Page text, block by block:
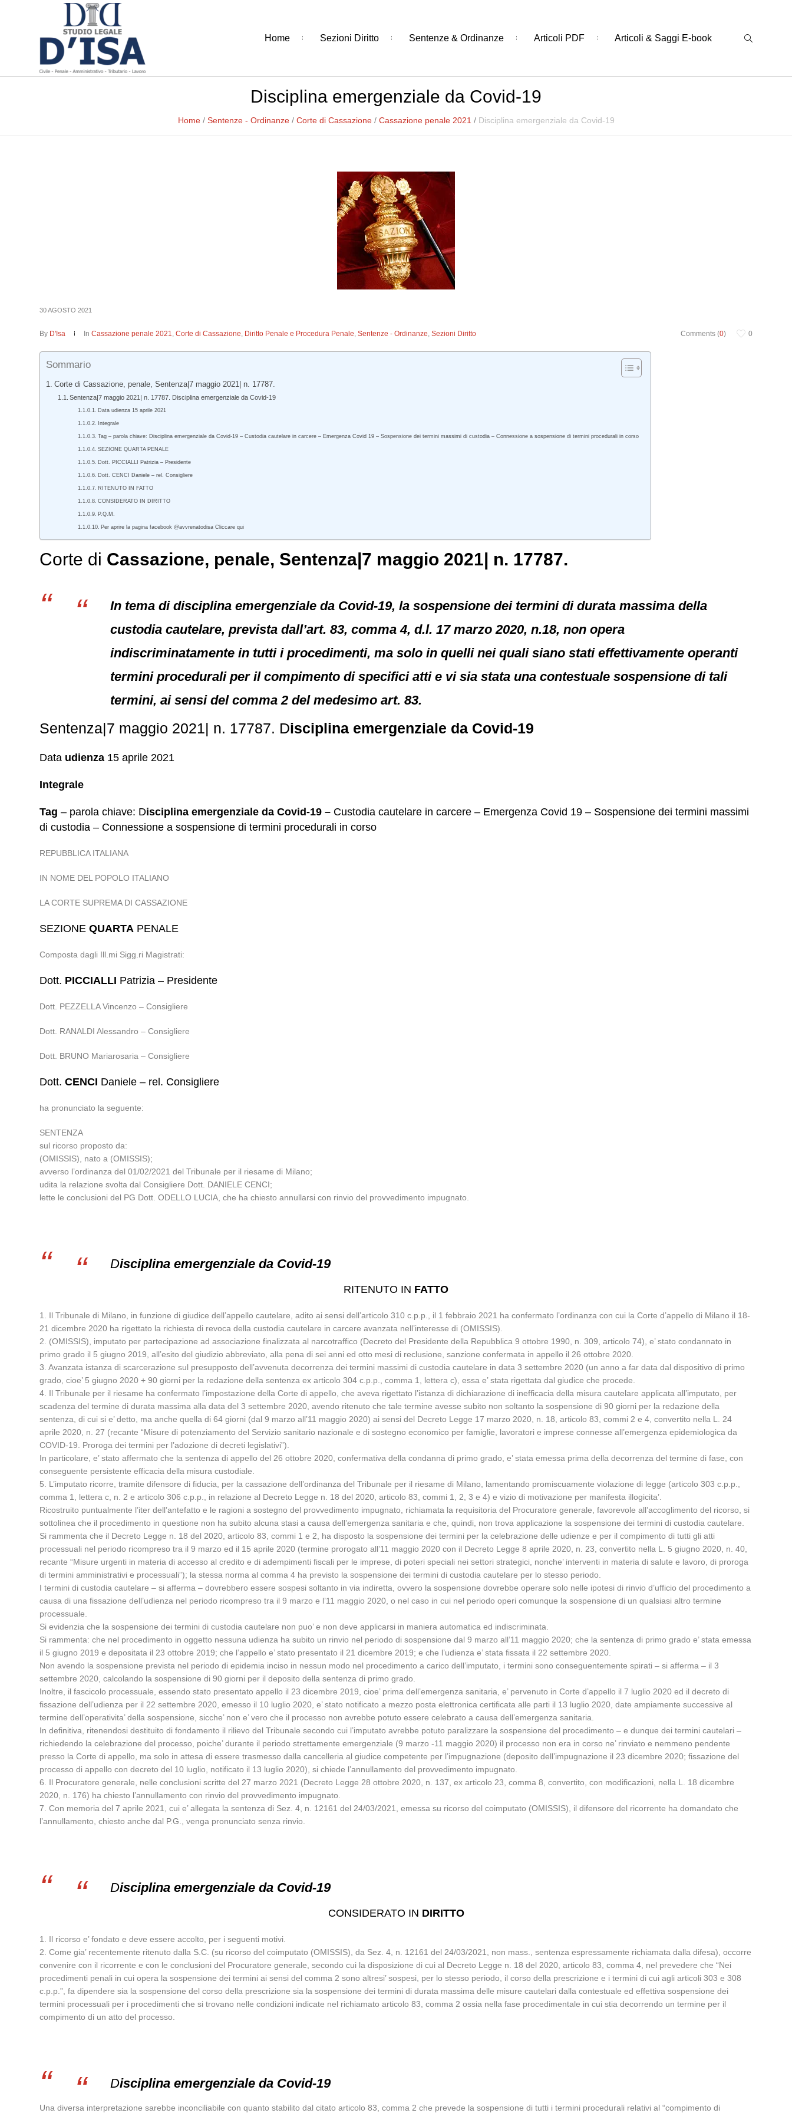
Home Sezioni Diritto Sentenze & Ordinanze Articoli PDF Articoli & Saggi E-book
Disciplina emergenziale da Covid-19
Home / Sentenze - Ordinanze / Corte di Cassazione / Cassazione penale 2021 / Disciplina emergenziale da Covid-19
30 AGOSTO 2021
Comments (0) 0
By D'Isa InCassazione penale 2021,Corte di Cassazione, Diritto Penale e Procedura Penale,Sentenze - Ordinanze,Sezioni Diritto
Sommario
Corte di Cassazione, penale, Sentenza|7 maggio 2021| n. 17787.
Sentenza|7 maggio 2021| n. 17787. Disciplina emergenziale da Covid-19
Data udienza 15 aprile 2021
Integrale
Tag – parola chiave: Disciplina emergenziale da Covid-19 – Custodia cautelare in carcere – Emergenza Covid 19 – Sospensione dei termini massimi di custodia – Connessione a sospensione di termini procedurali in corso
SEZIONE QUARTA PENALE
Dott. PICCIALLI Patrizia – Presidente
Dott. CENCI Daniele – rel. Consigliere
RITENUTO IN FATTO
CONSIDERATO IN DIRITTO
P.Q.M.
Per aprire la pagina facebook @avvrenatodisa Cliccare qui
Corte di Cassazione, penale, Sentenza|7 maggio 2021| n. 17787.
In tema di disciplina emergenziale da Covid-19, la sospensione dei termini di durata massima della
custodia cautelare, prevista dall’art. 83, comma 4, d.l. 17 marzo 2020, n.18, non opera
indiscriminatamente in tutti i procedimenti, ma solo in quelli nei quali siano stati effettivamente operanti
termini procedurali per il compimento di specifici atti e vi sia stata una contestuale sospensione di tali
termini, ai sensi del comma 2 del medesimo art. 83.
Sentenza|7 maggio 2021| n. 17787. Disciplina emergenziale da Covid-19
Data udienza 15 aprile 2021
Integrale
Tag – parola chiave: Disciplina emergenziale da Covid-19 – Custodia cautelare in carcere – Emergenza Covid 19 – Sospensione dei termini massimi
di custodia – Connessione a sospensione di termini procedurali in corso
REPUBBLICA ITALIANA
IN NOME DEL POPOLO ITALIANO
LA CORTE SUPREMA DI CASSAZIONE
SEZIONEQUARTA PENALE
Composta dagli Ill.mi Sigg.ri Magistrati:
Dott. PICCIALLI Patrizia – Presidente
Dott. PEZZELLA Vincenzo – Consigliere
Dott. RANALDI Alessandro – Consigliere
Dott. BRUNO Mariarosaria – Consigliere
Dott.CENCI Daniele – rel. Consigliere
ha pronunciato la seguente:
SENTENZA
sul ricorso proposto da:
(OMISSIS), nato a (OMISSIS);
avverso l’ordinanza del 01/02/2021 del Tribunale per il riesame di Milano;
udita la relazione svolta dal Consigliere Dott. DANIELE CENCI;
lette le conclusioni del PG Dott. ODELLO LUCIA, che ha chiesto annullarsi con rinvio del provvedimento impugnato.
Disciplina emergenziale da Covid-19
RITENUTO IN FATTO
1. Il Tribunale di Milano, in funzione di giudice dell’appello cautelare, adito ai sensi dell’articolo 310 c.p.p., il 1 febbraio 2021 ha confermato l’ordinanza con cui la Corte d’appello di Milano il 18-
21 dicembre 2020 ha rigettato la richiesta di revoca della custodia cautelare in carcere avanzata nell’interesse di (OMISSIS).
2. (OMISSIS), imputato per partecipazione ad associazione finalizzata al narcotraffico (Decreto del Presidente della Repubblica 9 ottobre 1990, n. 309, articolo 74), e’ stato condannato in
primo grado il 5 giugno 2019, all’esito del giudizio abbreviato, alla pena di sei anni ed otto mesi di reclusione, sanzione confermata in appello il 26 ottobre 2020.
3. Avanzata istanza di scarcerazione sul presupposto dell’avvenuta decorrenza dei termini massimi di custodia cautelare in data 3 settembre 2020 (un anno a far data dal dispositivo di primo
grado, cioe’ 5 giugno 2020 + 90 giorni per la redazione della sentenza ex articolo 304 c.p.p., comma 1, lettera c), essa e’ stata rigettata dal giudice che procede.
4. Il Tribunale per il riesame ha confermato l’impostazione della Corte di appello, che aveva rigettato l’istanza di dichiarazione di inefficacia della misura cautelare applicata all’imputato, per
scadenza del termine di durata massima alla data del 3 settembre 2020, avendo ritenuto che tale termine avesse subito non soltanto la sospensione di 90 giorni per la redazione della
sentenza, di cui si e’ detto, ma anche quella di 64 giorni (dal 9 marzo all’11 maggio 2020) ai sensi del Decreto Legge 17 marzo 2020, n. 18, articolo 83, commi 2 e 4, convertito nella L. 24
aprile 2020, n. 27 (recante “Misure di potenziamento del Servizio sanitario nazionale e di sostegno economico per famiglie, lavoratori e imprese connesse all’emergenza epidemiologica da
COVID-19. Proroga dei termini per l’adozione di decreti legislativi”).
In particolare, e’ stato affermato che la sentenza di appello del 26 ottobre 2020, confermativa della condanna di primo grado, e’ stata emessa prima della decorrenza del termine di fase, con
conseguente persistente efficacia della misura custodiale.
5. L’imputato ricorre, tramite difensore di fiducia, per la cassazione dell’ordinanza del Tribunale per il riesame di Milano, lamentando promiscuamente violazione di legge (articolo 303 c.p.p.,
comma 1, lettera c, n. 2 e articolo 306 c.p.p., in relazione al Decreto Legge n. 18 del 2020, articolo 83, commi 1, 2, 3 e 4) e vizio di motivazione per manifesta illogicita’.
Ricostruito puntualmente l’iter dell’antefatto e le ragioni a sostegno del provvedimento impugnato, richiamata la requisitoria del Procuratore generale, favorevole all’accoglimento del ricorso, si
sottolinea che il procedimento in questione non ha subito alcuna stasi a causa dell’emergenza sanitaria e che, quindi, non trova applicazione la sospensione dei termini di custodia cautelare.
Si rammenta che il Decreto Legge n. 18 del 2020, articolo 83, commi 1 e 2, ha disposto la sospensione dei termini per la celebrazione delle udienze e per il compimento di tutti gli atti
processuali nel periodo ricompreso tra il 9 marzo ed il 15 aprile 2020 (termine prorogato all’11 maggio 2020 con il Decreto Legge 8 aprile 2020, n. 23, convertito nella L. 5 giugno 2020, n. 40,
recante “Misure urgenti in materia di accesso al credito e di adempimenti fiscali per le imprese, di poteri speciali nei settori strategici, nonche’ interventi in materia di salute e lavoro, di proroga
di termini amministrativi e processuali”); la stessa norma al comma 4 ha previsto la sospensione dei termini di custodia cautelare per lo stesso periodo.
I termini di custodia cautelare – si afferma – dovrebbero essere sospesi soltanto in via indiretta, ovvero la sospensione dovrebbe operare solo nelle ipotesi di rinvio d’ufficio del procedimento a
causa di una fissazione dell’udienza nel periodo ricompreso tra il 9 marzo e l’11 maggio 2020, o nel caso in cui nel periodo operi comunque la sospensione di un qualsiasi altro termine
processuale.
Si evidenzia che la sospensione dei termini di custodia cautelare non puo’ e non deve applicarsi in maniera automatica ed indiscriminata.
Si rammenta: che nel procedimento in oggetto nessuna udienza ha subito un rinvio nel periodo di sospensione dal 9 marzo all’11 maggio 2020; che la sentenza di primo grado e’ stata emessa
il 5 giugno 2019 e depositata il 23 ottobre 2019; che l’appello e’ stato presentato il 21 dicembre 2019; e che l’udienza e’ stata fissata il 22 settembre 2020.
Non avendo la sospensione prevista nel periodo di epidemia inciso in nessun modo nel procedimento a carico dell’imputato, i termini sono conseguentemente spirati – si afferma – il 3
settembre 2020, calcolando la sospensione di 90 giorni per il deposito della sentenza di primo grado.
Inoltre, il fascicolo processuale, essendo stato presentato appello il 23 dicembre 2019, cioe’ prima dell’emergenza sanitaria, e’ pervenuto in Corte d’appello il 7 luglio 2020 ed il decreto di
fissazione dell’udienza per il 22 settembre 2020, emesso il 10 luglio 2020, e’ stato notificato a mezzo posta elettronica certificata alle parti il 13 luglio 2020, date ampiamente successive al
termine dell’operativita’ della sospensione, sicche’ non e’ vero che il processo non avrebbe potuto essere celebrato a causa dell’emergenza sanitaria.
In definitiva, ritenendosi destituito di fondamento il rilievo del Tribunale secondo cui l’imputato avrebbe potuto paralizzare la sospensione del procedimento – e dunque dei termini cautelari –
richiedendo la celebrazione del processo, poiche’ durante il periodo strettamente emergenziale (9 marzo -11 maggio 2020) il processo non era in corso ne’ rinviato e nemmeno pendente
presso la Corte di appello, ma solo in attesa di essere trasmesso dalla cancelleria al giudice competente per l’impugnazione (deposito dell’impugnazione il 23 dicembre 2020; fissazione del
processo di appello con decreto del 10 luglio, notificato il 13 luglio 2020), si chiede l’annullamento del provvedimento impugnato.
6. Il Procuratore generale, nelle conclusioni scritte del 27 marzo 2021 (Decreto Legge 28 ottobre 2020, n. 137, ex articolo 23, comma 8, convertito, con modificazioni, nella L. 18 dicembre
2020, n. 176) ha chiesto l’annullamento con rinvio del provvedimento impugnato.
7. Con memoria del 7 aprile 2021, cui e’ allegata la sentenza di Sez. 4, n. 12161 del 24/03/2021, emessa su ricorso del coimputato (OMISSIS), il difensore del ricorrente ha domandato che
l’annullamento, chiesto anche dal P.G., venga pronunciato senza rinvio.
Disciplina emergenziale da Covid-19
CONSIDERATO IN DIRITTO
1. Il ricorso e’ fondato e deve essere accolto, per i seguenti motivi.
2. Come gia’ recentemente ritenuto dalla S.C. (su ricorso del coimputato (OMISSIS), da Sez. 4, n. 12161 del 24/03/2021, non mass., sentenza espressamente richiamata dalla difesa), occorre
convenire con il ricorrente e con le conclusioni del Procuratore generale, secondo cui la disposizione di cui al Decreto Legge n. 18 del 2020, articolo 83, comma 4, nel prevedere che “Nei
procedimenti penali in cui opera la sospensione dei termini ai sensi del comma 2 sono altresi’ sospesi, per lo stesso periodo, il corso della prescrizione e i termini di cui agli articoli 303 e 308
c.p.p.”, fa dipendere sia la sospensione del corso della prescrizione sia la sospensione dei termini di durata massima delle misure cautelari dalla contestuale ed effettiva sospensione dei
termini processuali per i procedimenti che si trovano nelle condizioni indicate nel richiamato articolo 83, comma 2 ossia nella fase procedimentale in cui stia decorrendo un termine per il
compimento di un atto del processo.
Disciplina emergenziale da Covid-19
Una diversa interpretazione sarebbe inconciliabile con quanto stabilito dal citato articolo 83, comma 2 che prevede la sospensione di tutti i termini procedurali relativi al “compimento di